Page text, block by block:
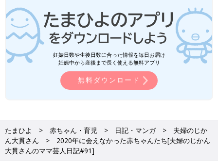
妊娠日数や生後日数に合った情報を毎日お届け
妊娠中から産後まで長く使える無料アプリ
無料ダウンロード
たまひよ 赤ちゃん・育児 日記・マンガ
夫婦のじか
ん大貫さん
2020年に会えなかった赤ちゃんたち[夫婦のじかん
大貫さんのママ芸人日記#91]